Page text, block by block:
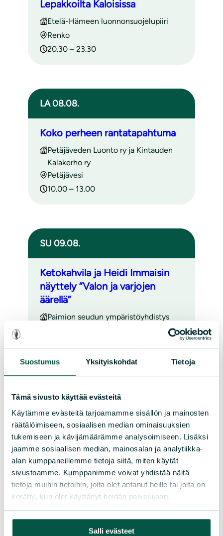
Suostumus Yksityiskohdat Tietoja
Tämä sivusto käyttää evästeitä
Käytämme evästeitä tarjoamamme sisällön ja mainosten
räätälöimiseen, sosiaalisen median ominaisuuksien
tukemiseen ja kävijämäärämme analysoimiseen. Lisäksi
jaamme sosiaalisen median, mainosalan ja analytiikka-
alan kumppaneillemme tietoja siitä, miten käytät
sivustoamme. Kumppanimme voivat yhdistää näitä
tietoja muihin tietoihin, joita olet antanut heille tai joita on
kerätty, kun olet käyttänyt heidän palvelujaan.
Salli evästeet
Lepakkoilta Kaloisissa
Etelä-Hämeen luonnonsuojelupiiri
Renko
20.30 – 23.30
LA 08.08.
Koko perheen rantatapahtuma
Petäjäveden Luonto ry ja Kintauden
Kalakerho ry
Petäjävesi
10.00 – 13.00
SU 09.08.
Ketokahvila ja Heidi Immaisin
näyttely ”Valon ja varjojen
äärellä”
Paimion seudun ympäristöyhdistys
SU 09.08.
Luonnonhoitoretki & picnic
Maatialanharjulla
Suomen luonnonsuojeluliiton Nokian
yhdistys
Nokia
10.00